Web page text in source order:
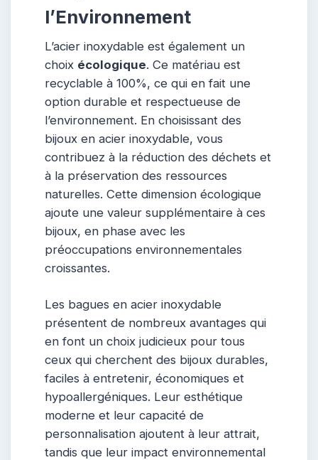
l’Environnement
L’acier inoxydable est également un
choix écologique. Ce matériau est
recyclable à 100%, ce qui en fait une
option durable et respectueuse de
l’environnement. En choisissant des
bijoux en acier inoxydable, vous
contribuez à la réduction des déchets et
à la préservation des ressources
naturelles. Cette dimension écologique
ajoute une valeur supplémentaire à ces
bijoux, en phase avec les
préoccupations environnementales
croissantes.
Les bagues en acier inoxydable
présentent de nombreux avantages qui
en font un choix judicieux pour tous
ceux qui cherchent des bijoux durables,
faciles à entretenir, économiques et
hypoallergéniques. Leur esthétique
moderne et leur capacité de
personnalisation ajoutent à leur attrait,
tandis que leur impact environnemental